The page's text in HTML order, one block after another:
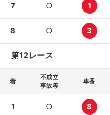
7 ○ 1
8 ○ 3
第12レース
着
不成立
事故等
車番
1 ○ 8